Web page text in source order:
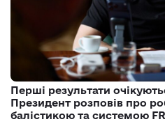
Перші результати
Президент розповів про
балістикою та системою